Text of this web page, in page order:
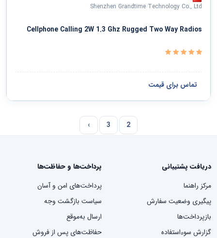
Shenzhen Grandtime Technology Co., Ltd
Cellphone Calling 2W 1.3 Ghz Rugged Two Way Radios
تماس برای قیمت
2
3
›
دریافت پشتیبانی
مرکز راهنما
پیگیری وضعیت سفارش
بازپرداخت‌ها
گزارش سوءاستفاده
پرداخت‌ها و حفاظت‌ها
پرداخت‌های امن و آسان
سیاست بازگشت وجه
ارسال به‌موقع
حفاظت‌های پس از فروش